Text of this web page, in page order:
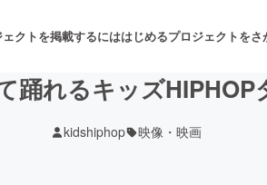
クトを掲載するにははじめるプロジェクトをさ
踊れるキッズ
kidshiphop 映像・映画